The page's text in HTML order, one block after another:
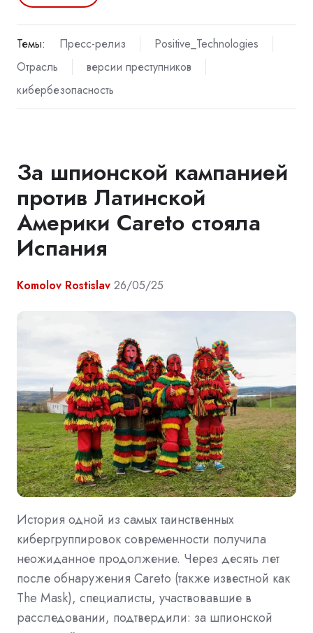
Темы: Пресс-релиз
Positive_Technologies
Отрасль
версии преступников
кибербезопасность
За шпионской кампанией
против Латинской
Америки Careto стояла
Испания
Komolov Rostislav 26/05/25
История одной из самых таинственных
кибергруппировок современности получила
неожиданное продолжение. Через десять лет
после обнаружения Careto (также известной как
The Mask), специалисты, участвовавшие в
расследовании, подтвердили: за шпионской